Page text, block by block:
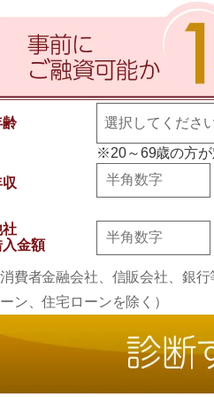
齢
※20～69歳の方が
社
入金額
費者金融会社、信販会社、銀
ン、住宅ローンを除く）